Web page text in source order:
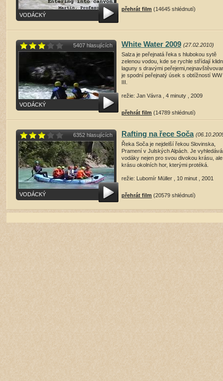
VODÁCKÝ
přehrát film (14645 shlédnutí)
5407 hlasujících
VODÁCKÝ
White Water 2009 (27.02.2010)
Salza je peřejnatá řeka s hlubokou sytě
zelenou vodou, kde se rychle střídají
laguny s dravými
je spodní peřejnatý úsek s obtížností WW
III.
režie: Jan Vávra , 4 minuty , 2009
přehrát film (14789 shlédnutí)
6352 hlasujících
VODÁCKÝ
Rafting na řece Soča
Řeka Soča je nejdelší řekou Slovinska,
Pramení v Julských Alpách. Je
vodáky nejen pro svou divokou krásu,
krásu okolních hor, kterými protéká.
režie: Lubomír Müller , 10 minut , 2001
přehrát film (20579 shlédnutí)